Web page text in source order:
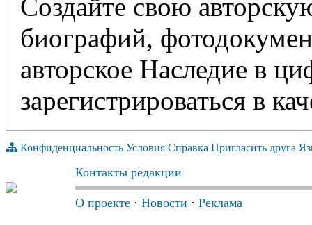
Создайте свою
биографий,
авторское Наследие в
зарегистрироваться в
Конфиденциальность Условия Справка Пригласить друга
Контакты редакции
О проекте · Новости · Реклама